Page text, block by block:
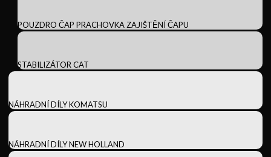
POUZDRO ČAP PRACHOVKA ZAJIŠTĚNÍ ČAPU
STABILIZÁTOR CAT
NÁHRADNÍ DÍLY KOMATSU
NÁHRADNÍ DÍLY NEW HOLLAND